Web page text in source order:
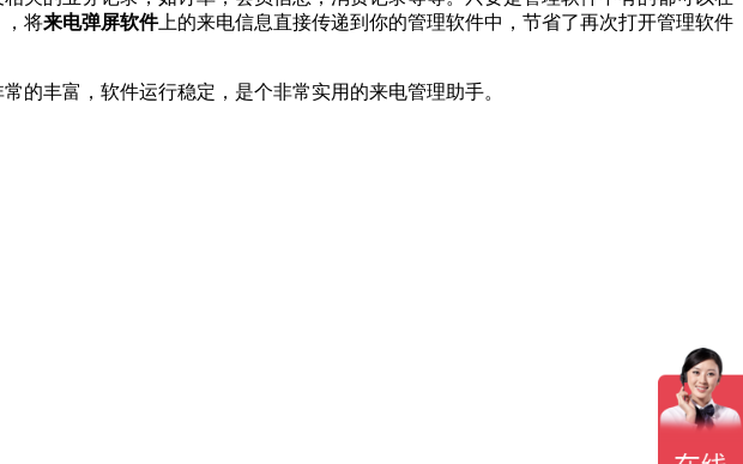
，将来电弹屏软件上的来电信息直接传递到你的管理软件中，节省了再次打开管理软件
的丰富，软件运行稳定，是个非常实用的来电管理助手。